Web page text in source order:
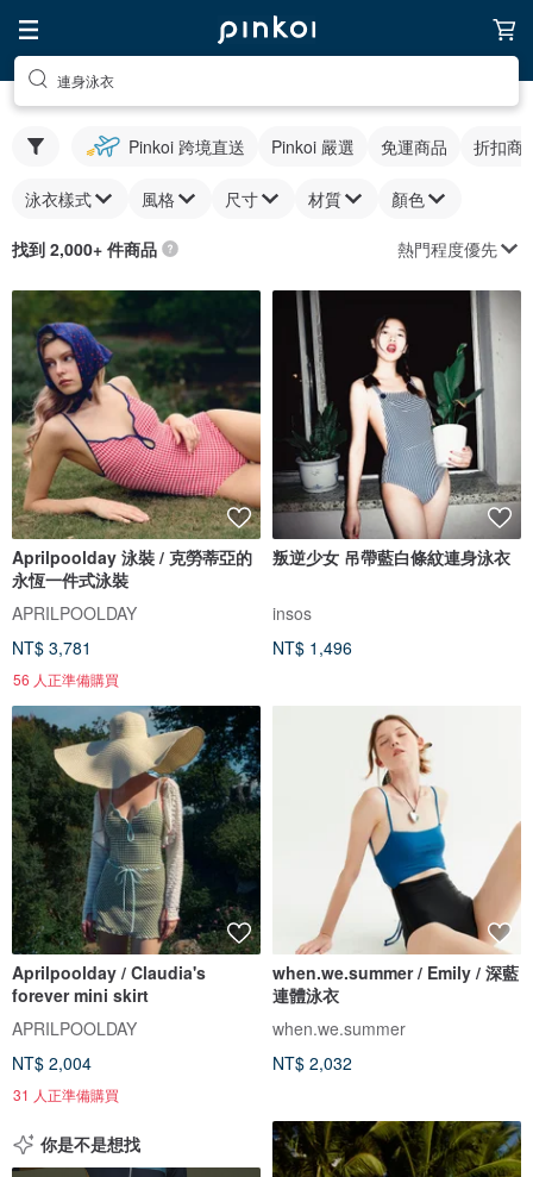
連身泳衣
Pinkoi 跨境直送 Pinkoi 嚴選 免運商品 折扣商
泳衣樣式 風格 尺寸 材質 顏色
找到 2,000+ 件商品 熱門程度優先
Aprilpoolday 泳裝 / 克勞蒂亞的
永恆一件式泳裝
APRILPOOLDAY
NT$ 3,781
56 人正準備購買
叛逆少女 吊帶藍白條紋連身泳衣
insos
NT$ 1,496
Aprilpoolday / Claudia's
forever mini skirt
APRILPOOLDAY
NT$ 2,004
31 人正準備購買
when.we.summer / Emily / 深藍
連體泳衣
when.we.summer
NT$ 2,032
你是不是想找